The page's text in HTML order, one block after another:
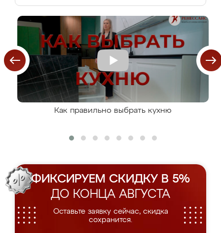
Как правильно выбрать кухню
ФИКСИРУЕМ СКИДКУ В 5%
ДО КОНЦА АВГУСТА
Оставьте заявку сейчас, скидка
сохранится.